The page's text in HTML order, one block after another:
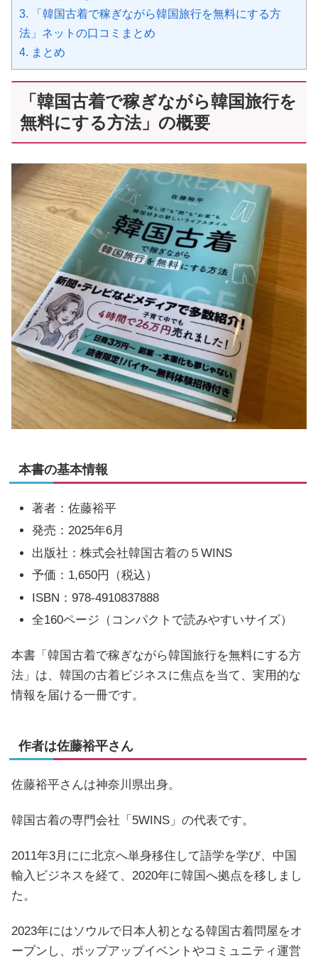
3. 「韓国古着で稼ぎながら韓国旅行を無料にする方
法」ネットの口コミまとめ
4. まとめ
「韓国古着で稼ぎながら韓国旅行を
無料にする方法」の概要
本書の基本情報
著者：佐藤裕平
発売：2025年6月
出版社：株式会社韓国古着の５WINS
予価：1,650円（税込）
ISBN：978-4910837888
全160ページ（コンパクトで読みやすいサイズ）
本書「韓国古着で稼ぎながら韓国旅行を無料にする方
法」は、韓国の古着ビジネスに焦点を当て、実用的な
情報を届ける一冊です。
作者は佐藤裕平さん
佐藤裕平さんは神奈川県出身。
韓国古着の専門会社「5WINS」の代表です。
2011年3月にに北京へ単身移住して語学を学び、中国
輸入ビジネスを経て、2020年に韓国へ拠点を移しまし
た。
2023年にはソウルで日本人初となる韓国古着問屋をオ
ープンし、ポップアップイベントやコミュニティ運営